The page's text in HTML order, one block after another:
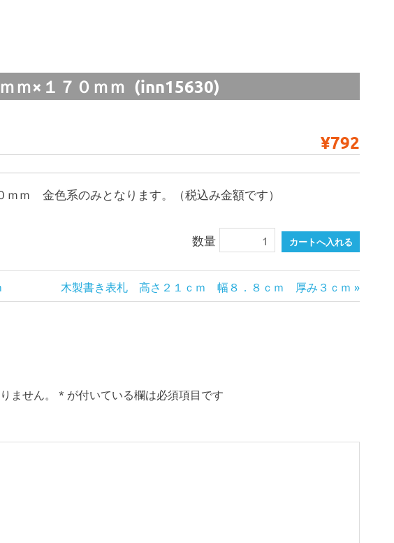
ｍ×１７０ｍｍ (inn15630)
¥792
ｍｍ 金色系のみとなります。（税込み金額です）
数量
次
の
木製書き表札 高さ２１ｃｍ 幅８．８ｃｍ 厚み３ｃｍ
ません。 * が付いている欄は必須項目です